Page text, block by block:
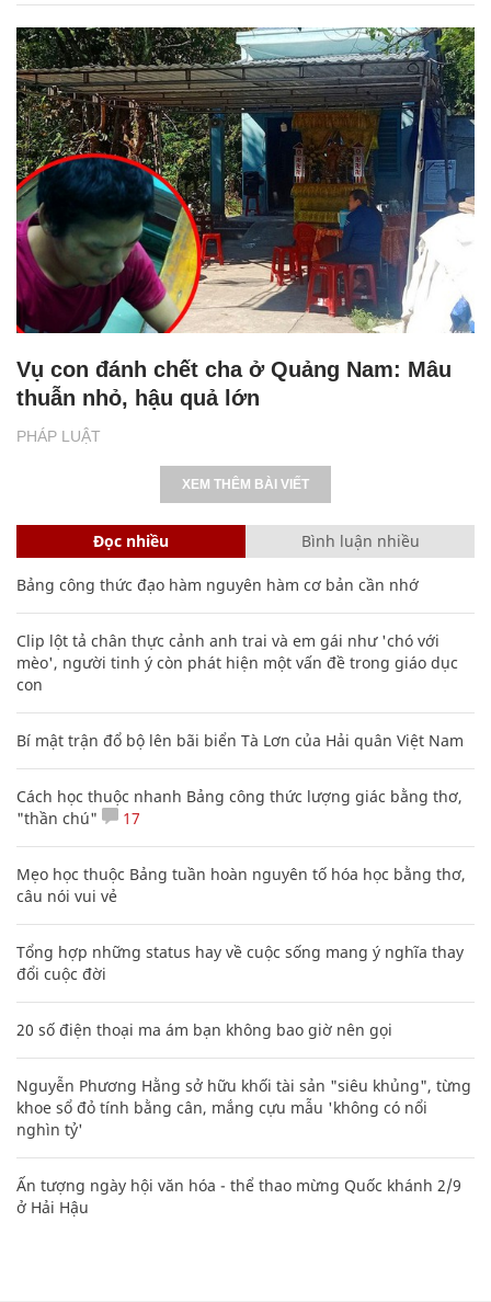
PHÁP LUẬT
Vụ con đánh chết cha ở Quảng Nam: Mâu
thuẫn nhỏ, hậu quả lớn
XEM THÊM BÀI VIẾT
Đọc nhiều Bình luận nhiều
Bảng công thức đạo hàm nguyên hàm cơ bản cần nhớ
Clip lột tả chân thực cảnh anh trai và em gái như 'chó với
mèo', người tinh ý còn phát hiện một vấn đề trong giáo dục
con
Bí mật trận đổ bộ lên bãi biển Tà Lơn của Hải quân Việt Nam
Cách học thuộc nhanh Bảng công thức lượng giác bằng thơ,
"thần chú"
17
Mẹo học thuộc Bảng tuần hoàn nguyên tố hóa học bằng thơ,
câu nói vui vẻ
Tổng hợp những status hay về cuộc sống mang ý nghĩa thay
đổi cuộc đời
20 số điện thoại ma ám bạn không bao giờ nên gọi
Nguyễn Phương Hằng sở hữu khối tài sản "siêu khủng", từng
khoe sổ đỏ tính bằng cân, mắng cựu mẫu 'không có nổi
nghìn tỷ'
Ấn tượng ngày hội văn hóa - thể thao mừng Quốc khánh 2/9
ở Hải Hậu